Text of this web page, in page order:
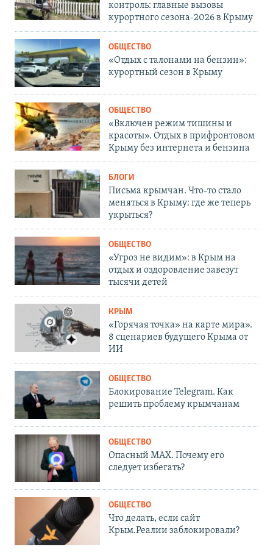
контроль: главные вызовы
курортного сезона-2026 в Крыму
ОБЩЕСТВО
«Отдых с талонами на бензин»:
курортный сезон в Крыму
ОБЩЕСТВО
«Включен режим тишины и
красоты». Отдых в прифронтовом
Крыму без интернета и бензина
БЛОГИ
Письма крымчан. Что-то стало
меняться в Крыму: где же теперь
укрыться?
ОБЩЕСТВО
«Угроз не видим»: в Крым на
отдых и оздоровление завезут
тысячи детей
КРЫМ
«Горячая точка» на карте мира».
8 сценариев будущего Крыма от
ИИ
ОБЩЕСТВО
Блокирование Telegram. Как
решить проблему крымчанам
ОБЩЕСТВО
Опасный MAX. Почему его
следует избегать?
ОБЩЕСТВО
Что делать, если сайт
Крым.Реалии заблокировали?